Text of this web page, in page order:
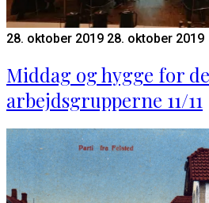
28. oktober 2019 28. oktober 2019
Middag og hygge for
arbejdsgrupperne 11/11